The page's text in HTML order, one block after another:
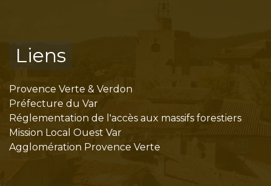
Liens
Provence Verte & Verdon
Préfecture du Var
Réglementation de l'accès aux massifs forestiers
Mission Local Ouest Var
Agglomération Provence Verte